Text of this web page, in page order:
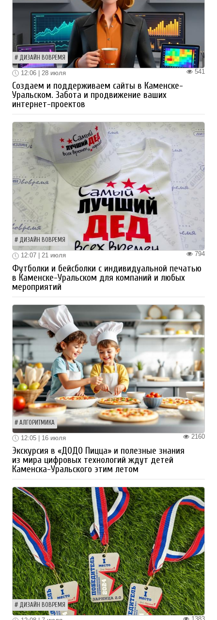
ДИЗАЙН ВОВРЕМЯ
541
12:06 | 28 июля
Создаем и поддерживаем сайты в Каменске-
Уральском. Забота и продвижение ваших
интернет-проектов
ДИЗАЙН ВОВРЕМЯ
794
12:07 | 21 июля
Футболки и бейсболки с индивидуальной печатью
в Каменске-Уральском для компаний и любых
мероприятий
АЛГОРИТМИКА
2160
12:05 | 16 июля
Экскурсия в «ДОДО Пицца» и полезные знания
из мира цифровых технологий ждут детей
Каменска-Уральского этим летом
ДИЗАЙН ВОВРЕМЯ